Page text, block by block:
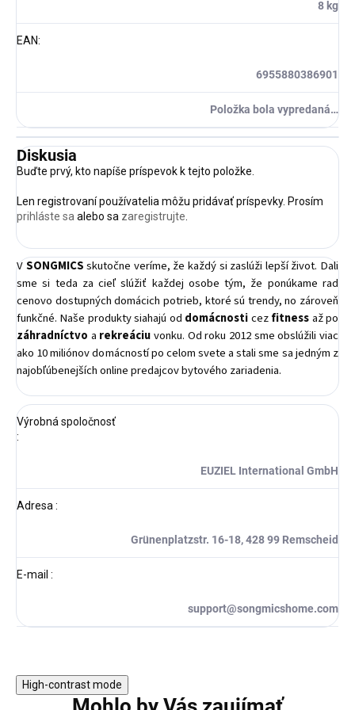
8 kg
EAN:
6955880386901
Položka bola vypredaná…
Diskusia
Buďte prvý, kto napíše príspevok k tejto položke.
Len registrovaní používatelia môžu pridávať príspevky. Prosím
prihláste sa alebo sa zaregistrujte
VSONGMICSskutočne veríme, že každý si zaslúži lepší život. Dali
sme si teda za cieľ slúžiť každej osobe tým, že ponúkame rad
cenovo dostupných domácich potrieb, ktoré sú trendy, no zároveň
funkčné. Naše produkty siahajú od domácnosticezfitnessaž po
záhradníctvo a rekreáciuvonku. Od roku 2012 sme obslúžili viac
ako 10 miliónov domácností po celom svete a stali sme sa jedným z
najobľúbenejších online predajcov bytového zariadenia.
Výrobná spoločnosť
:
EUZIEL International GmbH
Adresa :
Grünenplatzstr. 16-18, 428 99 Remscheid
E-mail :
support@songmicshome.com
High-contrast mode